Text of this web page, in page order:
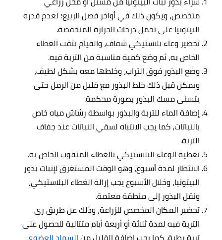
متخصص، ويكون ذلك في أواخر فصل الربيع؛ لعدم قدرة
البيتونيا على تحمل درجات الحرارة المنخفضة.
تحضير وعاء بلاستيكي شفاف، والقيام بثقب الغطاء
الخاص به، ثم وضع كمية مناسبة من التربة فيه.
وضع البذور فوق التراب، وخلطها معه بشكل لطيف،
ويمكن قبل ذلك خلط البذور مع قليل من الرمل حتى
يتسنى مسك البذور بصورة محكمة.
إضافة الماء للتربة والبذور بواسطة رشاش مياه خاص
بالنباتات، كما يجب الانتباه لسقي النباتات عند جفاف
التربة.
تغطية الوعاء البلاستيكي بالغطاء المثقوب الخاص به.
الانتظار لمدة أسبوع، وهو الوقت المستغرق لإنبات بذور
البيتونيا، وخلال الأسبوع يجب إزالة الغطاء البلاستيكي،
ونقل البذور إلى منطقة معتمة.
تحضير المكان المخصص للزراعة، وذلك عن طريق ري
التربة فيه لمدة ثلاثة أو أربعة أيام متتالية للحصول على